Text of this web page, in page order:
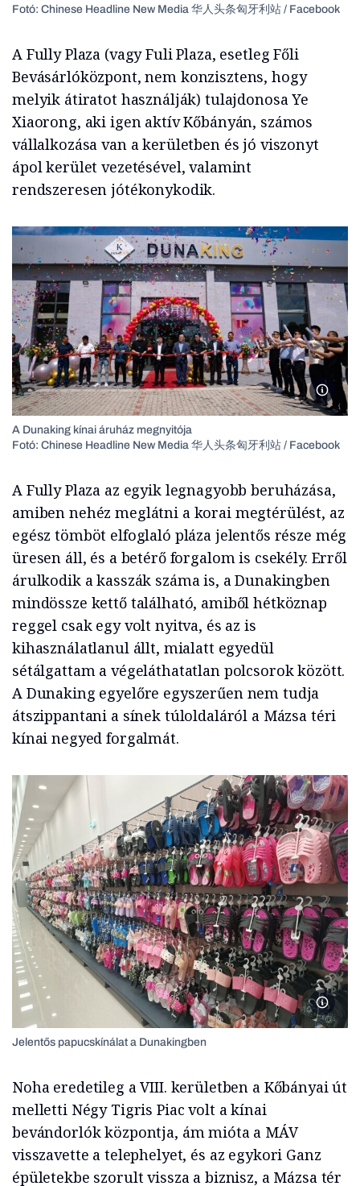
Fotó: Chinese Headline New Media 华人头条匈牙利站 / Facebook
A Fully Plaza (vagy Fuli Plaza, esetleg Főli
Bevásárlóközpont, nem konzisztens, hogy
melyik átiratot használják) tulajdonosa Ye
Xiaorong, aki igen aktív Kőbányán, számos
vállalkozása van a kerületben és jó viszonyt
ápol kerület vezetésével, valamint
rendszeresen jótékonykodik.
A
A Dunaking kínai áruház megnyitója
Fotó: Chinese Headline New Media 华人头条匈牙利站 / Facebook
A Fully Plaza az egyik legnagyobb beruházása,
amiben nehéz meglátni a korai megtérülést, az
egész tömböt elfoglaló pláza jelentős része még
üresen áll, és a betérő forgalom is csekély. Erről
árulkodik a kasszák száma is, a Dunakingben
mindössze kettő található, amiből hétköznap
reggel csak egy volt nyitva, és az is
kihasználatlanul állt, mialatt egyedül
sétálgattam a végeláthatatlan polcsorok között.
A Dunaking egyelőre egyszerűen nem tudja
átszippantani a sínek túloldaláról a Mázsa téri
kínai negyed forgalmát.
Jelentős papucskínálat a Dunakingben
Noha eredetileg a VIII. kerületben a Kőbányai út
melletti Négy Tigris Piac volt a kínai
bevándorlók központja, ám mióta a MÁV
visszavette a telephelyet, és az egykori Ganz
épületekbe szorult vissza a biznisz, a Mázsa tér